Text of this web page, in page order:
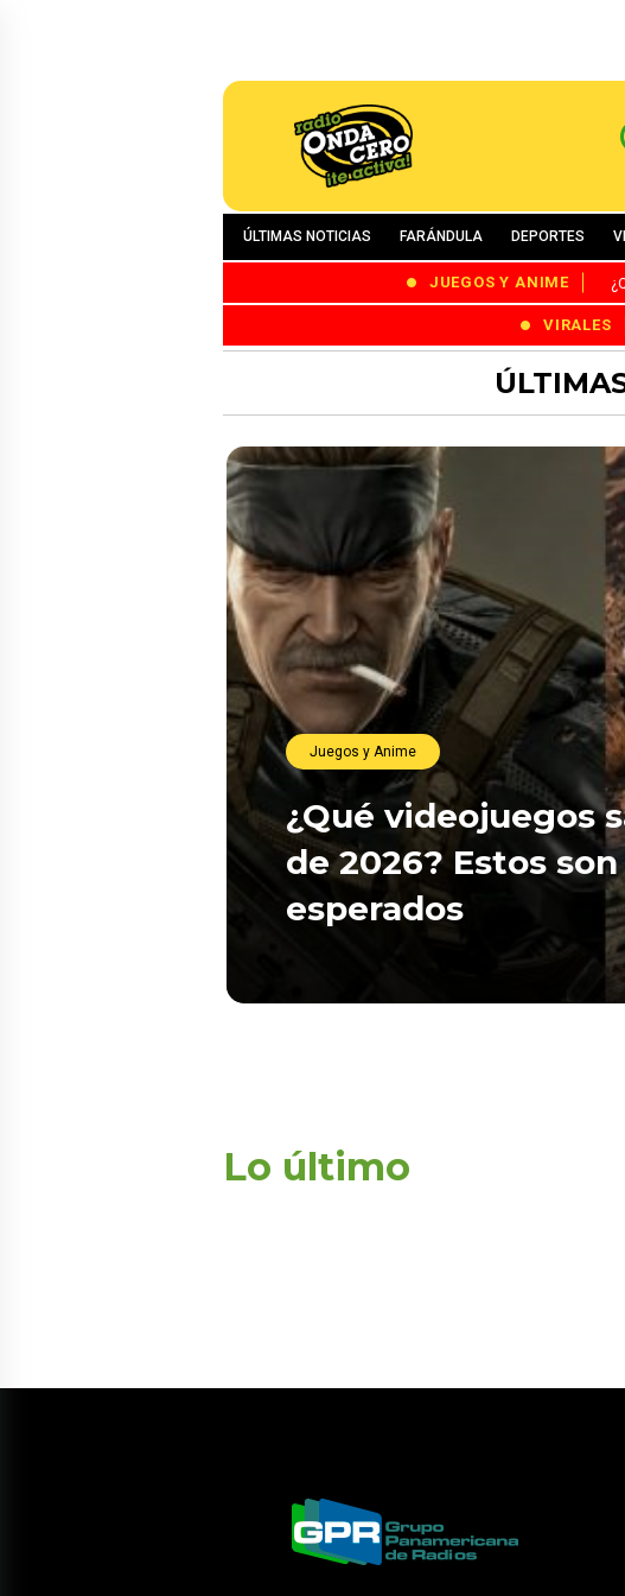
ÚLTIMAS NOTICIAS FARÁNDULA DEPORTES
JUEGOS Y ANIME
VIRALES
Juegos y Anime
¿Qué videojuegos
de 2026? Estos
esperados
Lo último